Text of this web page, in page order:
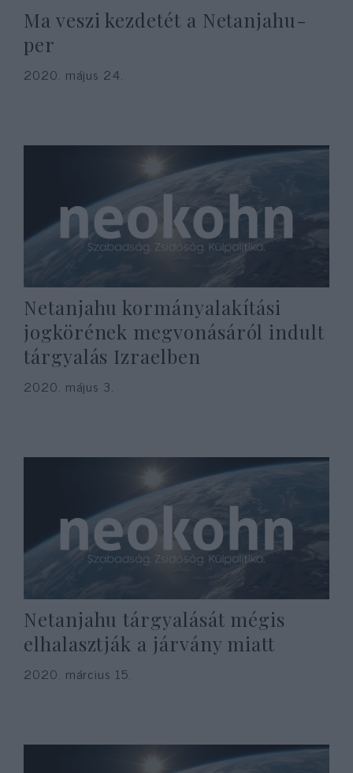
Ma veszi kezdetét a Netanjahu-
per
2020. május 24.
Netanjahu kormányalakítási
jogkörének megvonásáról indult
tárgyalás Izraelben
2020. május 3.
Netanjahu tárgyalását mégis
elhalasztják a járvány miatt
2020. március 15.